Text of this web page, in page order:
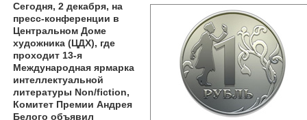
Сегодня, 2 декабря, на
пресс-конференции в
Центральном Доме
художника (ЦДХ), где
проходит 13-я
Международная ярмарка
интеллектуальной
литературы Non/fiction,
Комитет Премии Андрея
Белого объявил